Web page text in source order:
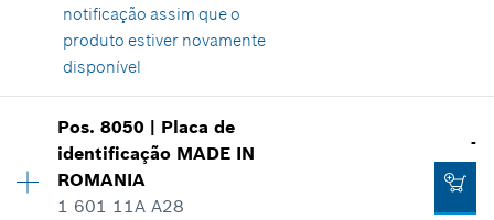
Adicionar ao carrinho das compras
16,64 €*
*Recomendação de preço não vinculativa do
fabricante incluindo IVA
notificação assim que o
produto estiver novamente
disponível
Disponibilidade 1
Grupo de preço:19
Informações de peças sobressalentes
Comprovante de aplicação
Pos.8050 | Placa de
identificação MADE IN
ROMANIA
1 601 11A A28
-